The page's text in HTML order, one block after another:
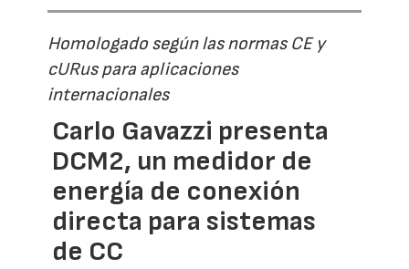
Homologado según las normas CE y
cURus para aplicaciones
internacionales
Carlo Gavazzi presenta
DCM2, un medidor de
energía de conexión
directa para sistemas
de CC